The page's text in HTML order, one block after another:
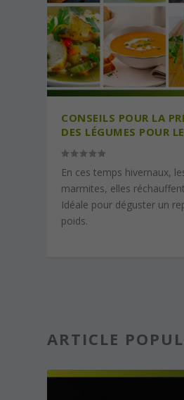
CONSEILS POUR LA
DES LÉGUMES POUR
En ces temps hivernaux,
marmites, elles
Idéale pour déguster un
poids.
ARTICLE